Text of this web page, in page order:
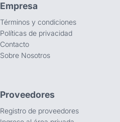
Empresa
Términos y condiciones
Políticas de privacidad
Contacto
Sobre Nosotros
Proveedores
Registro de proveedores